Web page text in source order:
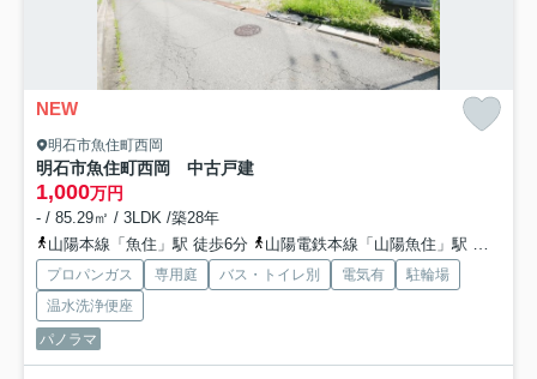
NEW
明石市魚住町西岡
明石市魚住町西岡 中古戸建
1,000万円
- / 85.29㎡ / 3LDK /築28年
山陽本線「魚住」駅 徒歩6分
山陽電鉄本線「山陽魚住」駅 徒歩16分
プロパンガス 専用庭 バス・トイレ別 電気有
駐輪場
温水洗浄便座
パノラマ